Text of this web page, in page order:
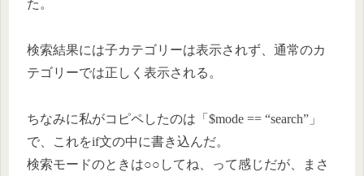
た。
検索結果には子カテゴリーは表示されず、通常のカ
テゴリーでは正しく表示される。
ちなみに私がコピペしたのは「$mode == “search”」
で、これをif文の中に書き込んだ。
検索モードのときは○○してね、って感じだが、まさ